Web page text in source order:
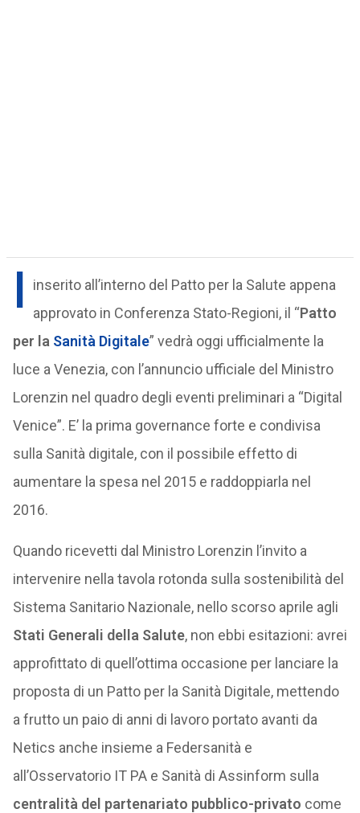
I
inserito all’interno del Patto per la Salute appena
approvato in Conferenza Stato-Regioni, il “Patto
per la Sanità Digitale” vedrà oggi ufficialmente la
luce a Venezia, con l’annuncio ufficiale del Ministro
Lorenzin nel quadro degli eventi preliminari a “Digital
Venice”. E’ la prima governance forte e condivisa
sulla Sanità digitale, con il possibile effetto di
aumentare la spesa nel 2015 e raddoppiarla nel
2016.
Quando ricevetti dal Ministro Lorenzin l’invito a
intervenire nella tavola rotonda sulla sostenibilità del
Sistema Sanitario Nazionale, nello scorso aprile agli
Stati Generali della Salute, non ebbi esitazioni: avrei
approfittato di quell’ottima occasione per lanciare la
proposta di un Patto per la Sanità Digitale, mettendo
a frutto un paio di anni di lavoro portato avanti da
Netics anche insieme a Federsanità e
all’Osservatorio IT PA e Sanità di Assinform sulla
centralità del partenariato pubblico-privato come